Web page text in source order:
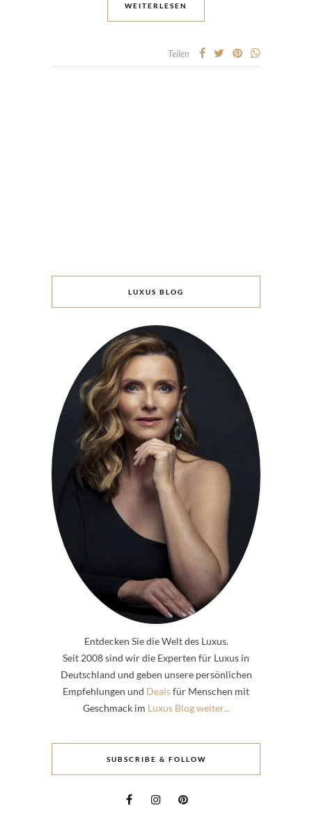
WEITERLESEN
Teilen
LUXUS BLOG
Entdecken Sie die Welt des Luxus.
Seit 2008 sind wir die Experten für Luxus in
Deutschland und geben unsere persönlichen
Empfehlungen und Dealsfür Menschen mit
Geschmack im Luxus Blog weiter...
SUBSCRIBE & FOLLOW